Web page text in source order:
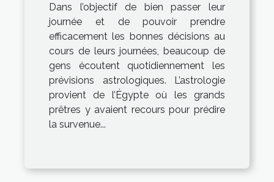
Dans l’objectif de bien passer leur
journée et de pouvoir prendre
efficacement les bonnes décisions au
cours de leurs journées, beaucoup de
gens écoutent quotidiennement les
prévisions astrologiques. L’astrologie
provient de l’Égypte où les grands
prêtres y avaient recours pour prédire
la survenue...